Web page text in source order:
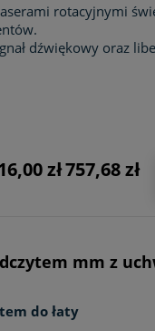
rotacyjnymi
dźwiękowy oraz
zł757,68 zł
mm z
do łaty